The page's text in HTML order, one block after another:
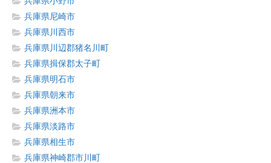
兵庫県尼崎市
兵庫県川西市
兵庫県川辺郡猪名川町
兵庫県揖保郡太子町
兵庫県明石市
兵庫県朝来市
兵庫県洲本市
兵庫県淡路市
兵庫県相生市
兵庫県神崎郡市川町